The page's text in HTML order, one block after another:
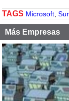
TAGS Microsoft,
Más Empresas